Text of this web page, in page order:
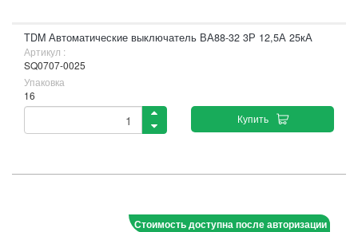
TDM Автоматические выключатель ВА88-32 3Р 12,5А 25кА
Артикул :
SQ0707-0025
Упаковка
16
Купить
Стоимость доступна после авторизации